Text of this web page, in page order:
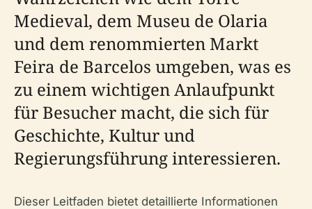
Medieval, dem Museu de Olaria
und dem renommierten Markt
Feira de Barcelos umgeben, was es
zu einem wichtigen Anlaufpunkt
für Besucher macht, die sich für
Geschichte, Kultur und
Regierungsführung interessieren.
Dieser Leitfaden bietet detaillierte Informationen